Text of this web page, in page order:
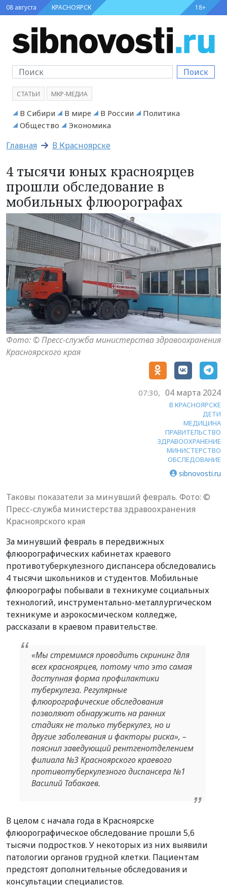
08 августа КРАСНОЯРСК 18+
Поиск
СТАТЬИ МКР-МЕДИА
В Сибири В мире В России
Политика
Общество
Экономика
Главная В Красноярске
4 тысячи юных красноярцев
прошли обследование в
мобильных флюорографах
Фото: © Пресс-служба министерства здравоохранения
Красноярского края
07:30, 04 марта 2024
В КРАСНОЯРСКЕ
ДЕТИ
МЕДИЦИНА
ПРАВИТЕЛЬСТВО
ЗДРАВООХРАНЕНИЕ
МИНИСТЕРСТВО
ОБСЛЕДОВАНИЕ
sibnovosti.ru
Таковы показатели за минувший февраль. Фото: ©
Пресс-служба министерства здравоохранения
Красноярского края
За минувший февраль в передвижных
флюорографических кабинетах краевого
противотуберкулезного диспансера обследовались
4 тысячи школьников и студентов. Мобильные
флюорографы побывали в техникуме социальных
технологий, инструментально-металлургическом
техникуме и аэрокосмическом колледже,
рассказали в краевом правительстве.
«Мы стремимся проводить скрининг для
всех красноярцев, потому что это самая
доступная форма профилактики
туберкулеза. Регулярные
флюорографические обследования
позволяют обнаружить на ранних
стадиях не только туберкулез, но и
другие заболевания и факторы риска», –
пояснил заведующий рентгенотделением
филиала №3 Красноярского краевого
противотуберкулезного диспансера №1
Василий Табакаев.
В целом с начала года в Красноярске
флюорографическое обследование прошли 5,6
тысячи подростков. У некоторых из них выявили
патологии органов грудной клетки. Пациентам
предстоят дополнительные обследования и
консультации специалистов.